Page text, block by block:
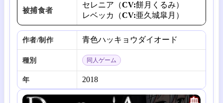
被捕食者
セレニア（CV:餅月くるみ）
レベッカ（CV:亜久城皐月）
作者/制作 青色ハッキョウダイオード
種別 同人ゲーム
年 2018